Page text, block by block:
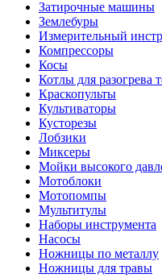
Затирочные машины
Землебуры
Измерительный
Компрессоры
Косы
Котлы для разогрева
Краскопульты
Культиваторы
Кусторезы
Лобзики
Миксеры
Мойки высокого
Мотоблоки
Мотопомпы
Мультитулы
Наборы инструмента
Насосы
Ножницы по металлу
Ножницы для травы